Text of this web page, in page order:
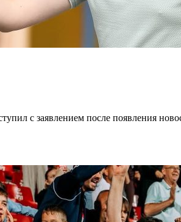
с заявлением после появления